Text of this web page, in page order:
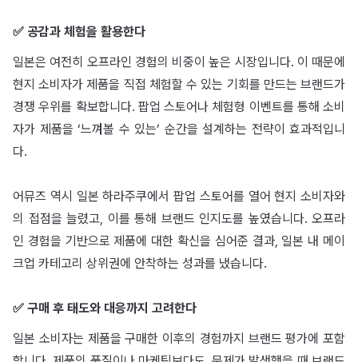
✅ 공감과 체험을 활용한다
일본은 여전히 오프라인 경험의 비중이 높은 시장입니다. 이 때문에
현지 소비자가 제품을 직접 체험할 수 있는 기회를 만드는 브랜드가
경쟁 우위를 확보합니다. 팝업 스토어나 체험형 이벤트를 통해 소비
자가 제품을 ‘느껴볼 수 있는’ 순간을 설계하는 전략이 효과적입니
다.
어뮤즈 역시 일본 하라주쿠에서 팝업 스토어를 열어 현지 소비자와
의 접점을 늘렸고, 이를 통해 브랜드 인지도를 높였습니다. 오프라
인 경험을 기반으로 제품에 대한 확신을 심어준 결과, 일본 내 메이
크업 카테고리 상위권에 안착하는 성과를 냈습니다.
✅ 구매 후 태도와 대응까지 고려한다
일본 소비자는 제품을 구매한 이후의 경험까지 브랜드 평가에 포함